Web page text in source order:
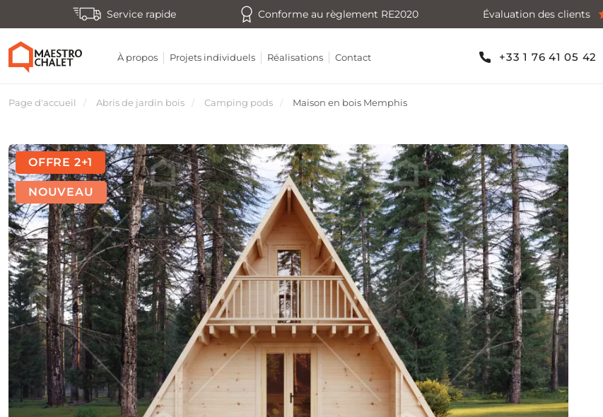
Service rapide Conforme au règlement RE2020 Évaluation des clients
À propos Projets individuels Réalisations Contact +33 1 76 41 05 42
Page d'accueil Abris de jardin bois Camping pods Maison en bois Memphis
OFFRE 2+1
NOUVEAU